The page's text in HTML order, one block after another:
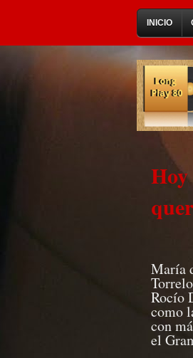
INICIO
María
Rocío
como
con
el